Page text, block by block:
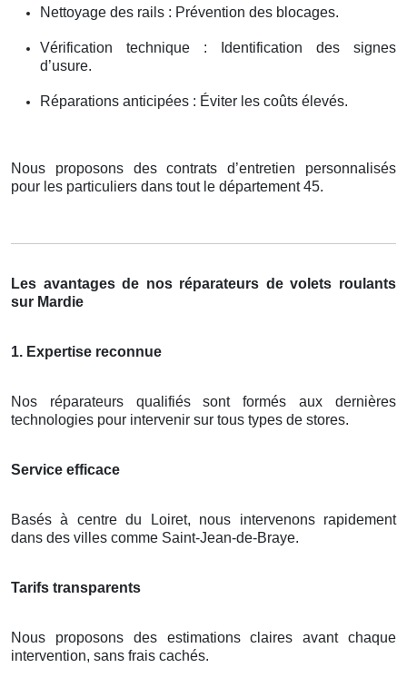
Nettoyage des rails : Prévention des blocages.
Vérification technique : Identification des signes
d’usure.
Réparations anticipées : Éviter les coûts élevés.
Nous proposons des contrats d’entretien personnalisés
pour les particuliers dans tout le département 45.
Les avantages de nos réparateurs de volets roulants
sur Mardie
1. Expertise reconnue
Nos réparateurs qualifiés sont formés aux dernières
technologies pour intervenir sur tous types de stores.
Service efficace
Basés à centre du Loiret, nous intervenons rapidement
dans des villes comme Saint-Jean-de-Braye.
Tarifs transparents
Nous proposons des estimations claires avant chaque
intervention, sans frais cachés.